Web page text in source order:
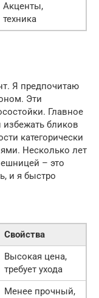
Акценты,
техника
Я предпочитаю
Эти
Главное
бликов
категорически
Несколько лет
– это
и я быстро
Свойства
Высокая цена,
требует ухода
Менее прочный,